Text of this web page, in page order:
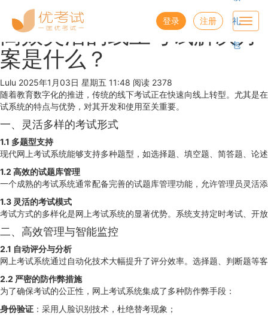
登录 注册 礼
包
高效灵活的线上考试解决方
案是什么？
Lulu 2025年1月03日 星期五 11:48 阅读 2378
随着教育数字化的推进，传统的线下考试正在快速向线上转型。尤其是
试系统的特点与优势，对其开发和使用至关重要。
一、灵活多样的考试形式
1.1 多题型支持
现代网上考试系统能够支持多种题型，如选择题、填空题、简答题、论
1.2 高效的试题库管理
一个成熟的考试系统通常配备完善的试题库管理功能，允许管理员灵活
1.3 灵活的考试模式
考试方式的多样化是网上考试系统的显著优势。系统支持定时考试、开
二、高效管理与智能监控
2.1 自动评分与分析
网上考试系统通过自动化技术大幅提升了评分效率。选择题、判断题等
2.2 严密的防作弊措施
为了确保考试的公正性，网上考试系统集成了多种防作弊手段：
身份验证 ：采用人脸识别技术，杜绝替考现象；